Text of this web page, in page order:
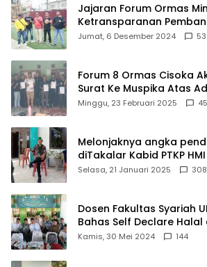
Jajaran Forum Ormas
Ketransparanan
Damkar Di Kecamatan
Jumat, 6 Desember 2024
Forum 8 Ormas Cisoka
Surat Ke Muspika Atas
Matel di Cisoka
Minggu, 23 Februari 2025
Melonjaknya angka
diTakalar Kabid PTKP
angkat bicara
Selasa, 21 Januari 2025 308
Dosen Fakultas Syariah
Bahas Self Declare
Ijtima Ulama MUI
Kamis, 30 Mei 2024 144